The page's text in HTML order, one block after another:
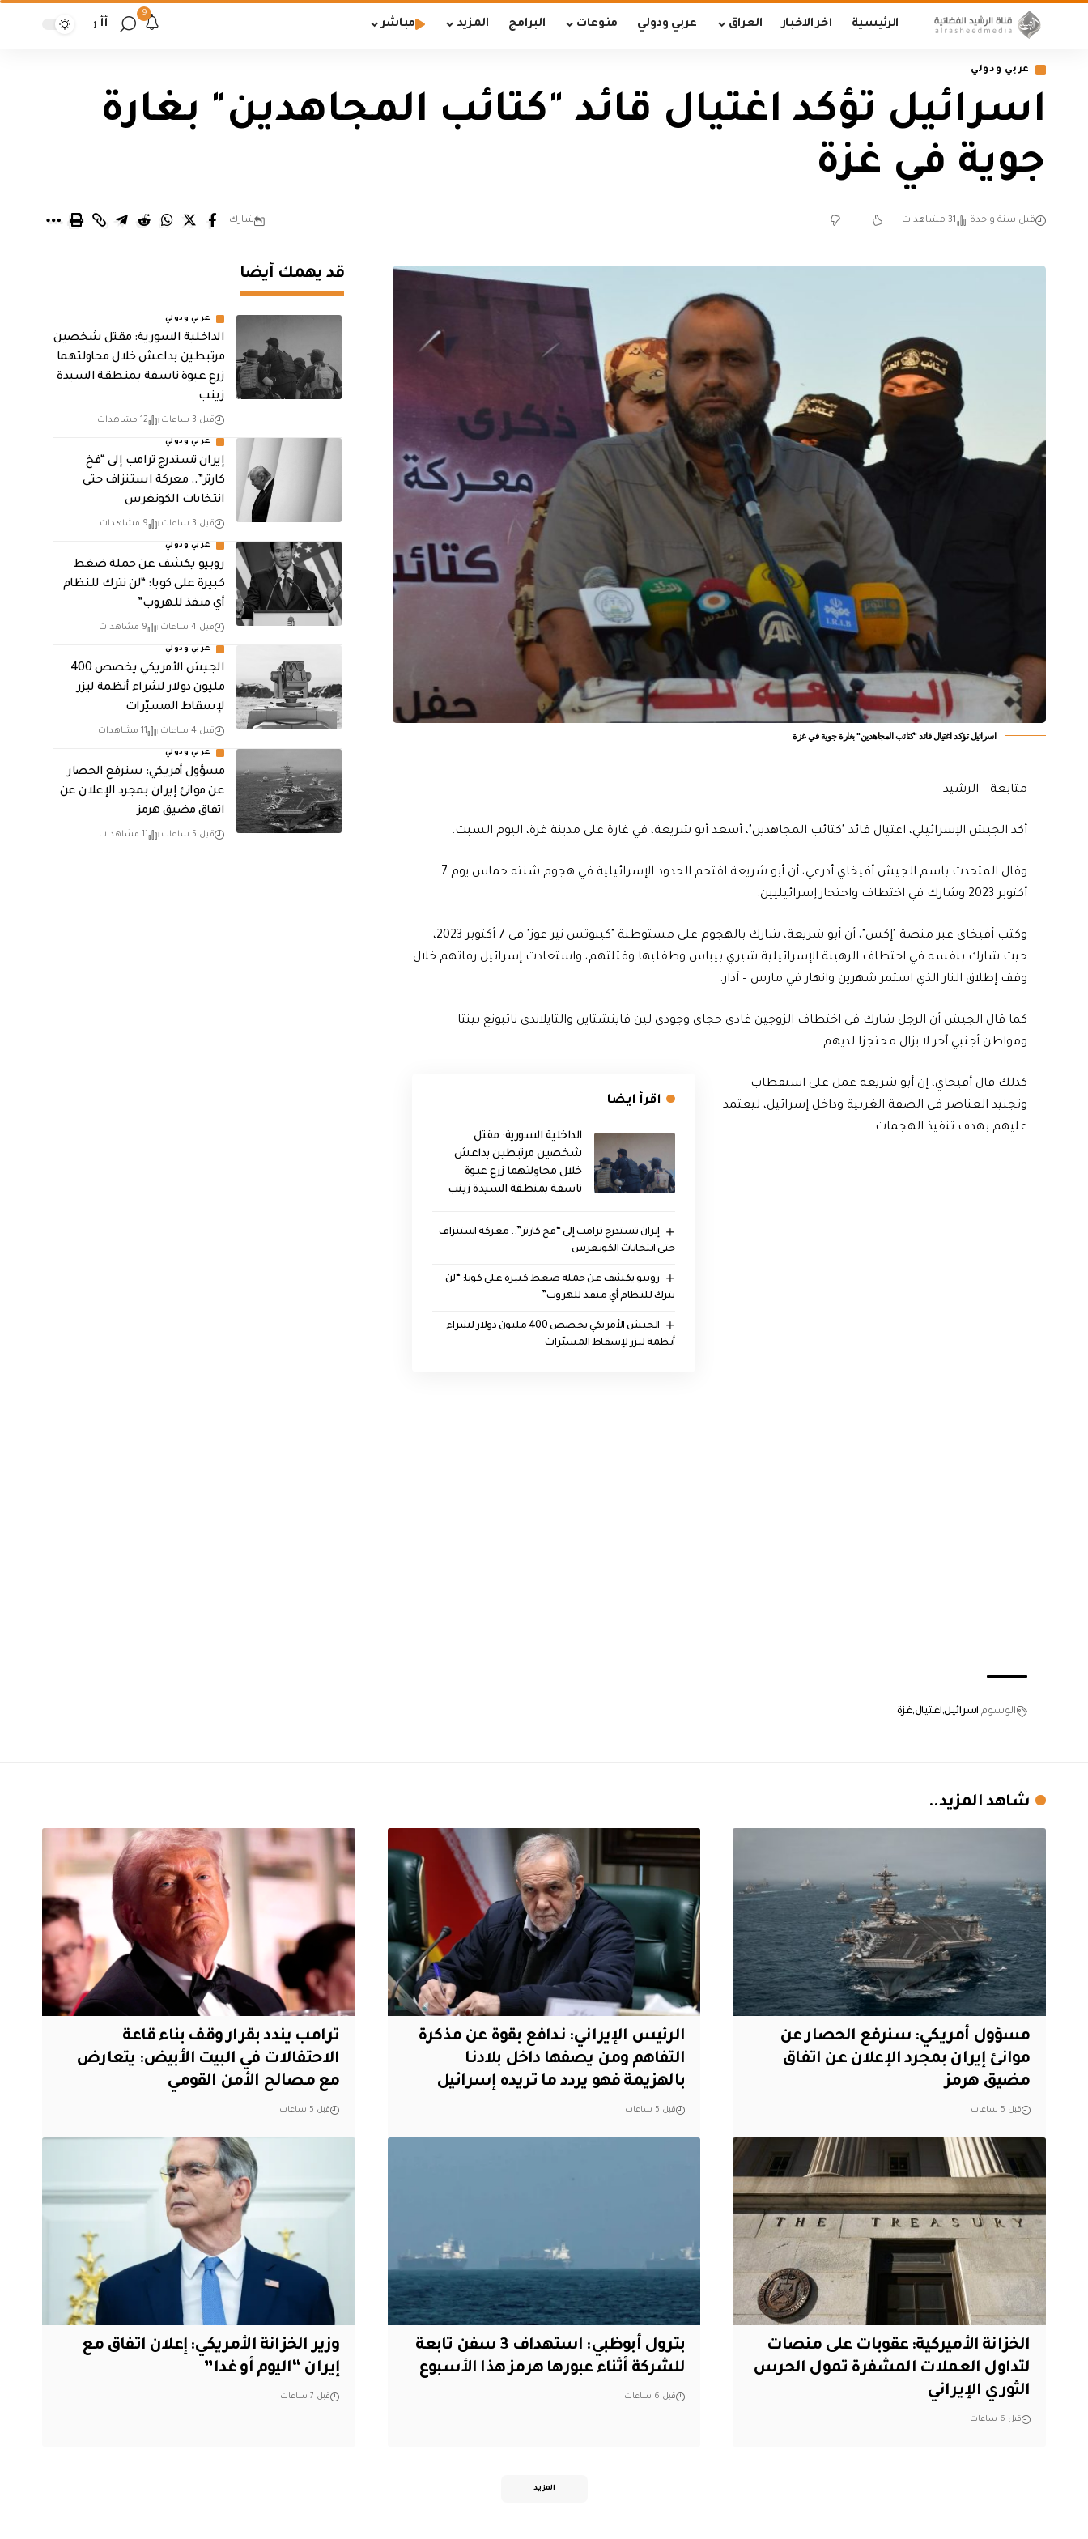
الرئيسية اخر الاخبار العراق عربي ودولي منوعات البرامج المزيد مباشر
9
أأ
عربي ودولي
اسرائيل تؤكد اغتيال قائد "كتائب المجاهدين" بغارة
جوية في غزة
قبل سنة واحدة 31 مشاهدات شارك
اسرائيل تؤكد اغتيال قائد "كتائب المجاهدين" بغارة جوية في غزة
متابعة – الرشيد
أكد الجيش الإسرائيلي، اغتيال قائد "كتائب المجاهدين"، أسعد أبو شريعة، في غارة على مدينة غزة، اليوم السبت.
وقال المتحدث باسم الجيش أفيخاي أدرعي، أن أبو شريعة اقتحم الحدود الإسرائيلية في هجوم شنته حماس يوم 7
أكتوبر 2023 وشارك في اختطاف واحتجاز إسرائيليين.
وكتب أفيخاي عبر منصة "إكس"، أن أبو شريعة، شارك بالهجوم على مستوطنة "كيبوتس نير عوز" في 7 أكتوبر 2023،
حيث شارك بنفسه في اختطاف الرهينة الإسرائيلية شيري بيباس وطفليها وقتلتهم، واستعادت إسرائيل رفاتهم خلال
وقف إطلاق النار الذي استمر شهرين وانهار في مارس – آذار.
كما قال الجيش أن الرجل شارك في اختطاف الزوجين غادي حجاي وجودي لين فاينشتاين والتايلاندي ناتبونغ بينتا
ومواطن أجنبي آخر لا يزال محتجزا لديهم.
اقرأ ايضا
الداخلية السورية: مقتل
شخصين مرتبطين بداعش
خلال محاولتهما زرع عبوة
ناسفة بمنطقة السيدة زينب
إيران تستدرج ترامب إلى “فخ كارتر”.. معركة استنزاف
حتى انتخابات الكونغرس
روبيو يكشف عن حملة ضغط كبيرة على كوبا: “لن
نترك للنظام أي منفذ للهروب”
الجيش الأمريكي يخصص 400 مليون دولار لشراء
أنظمة ليزر لإسقاط المسيّرات
كذلك قال أفيخاي، إن أبو شريعة عمل على استقطاب
وتجنيد العناصر في الضفة الغربية وداخل إسرائيل، ليعتمد
عليهم بهدف تنفيذ الهجمات.
الوسوم اسرائيل اغتيال غزة
قد يهمك أيضا
عربي ودولي
الداخلية السورية: مقتل شخصين
مرتبطين بداعش خلال محاولتهما
زرع عبوة ناسفة بمنطقة السيدة
زينب
قبل 3 ساعات 12 مشاهدات
عربي ودولي
إيران تستدرج ترامب إلى “فخ
كارتر”.. معركة استنزاف حتى
انتخابات الكونغرس
قبل 3 ساعات 9 مشاهدات
عربي ودولي
روبيو يكشف عن حملة ضغط
كبيرة على كوبا: “لن نترك للنظام
أي منفذ للهروب”
قبل 4 ساعات 9 مشاهدات
عربي ودولي
الجيش الأمريكي يخصص 400
مليون دولار لشراء أنظمة ليزر
لإسقاط المسيّرات
قبل 4 ساعات 11 مشاهدات
عربي ودولي
مسؤول أمريكي: سنرفع الحصار
عن موانئ إيران بمجرد الإعلان عن
اتفاق مضيق هرمز
قبل 5 ساعات 11 مشاهدات
شاهد المزيد..
مسؤول أمريكي: سنرفع الحصار عن
موانئ إيران بمجرد الإعلان عن اتفاق
مضيق هرمز
قبل 5 ساعات
الرئيس الإيراني: ندافع بقوة عن مذكرة
التفاهم ومن يصفها داخل بلادنا
بالهزيمة فهو يردد ما تريده إسرائيل
قبل 5 ساعات
ترامب يندد بقرار وقف بناء قاعة
الاحتفالات في البيت الأبيض: يتعارض
مع مصالح الأمن القومي
قبل 5 ساعات
الخزانة الأميركية: عقوبات على منصات
لتداول العملات المشفرة تمول الحرس
الثوري الإيراني
قبل 6 ساعات
بترول أبوظبي: استهداف 3 سفن تابعة
للشركة أثناء عبورها هرمز هذا الأسبوع
قبل 6 ساعات
وزير الخزانة الأمريكي: إعلان اتفاق مع
إيران “اليوم أو غدا”
قبل 7 ساعات
المزيد